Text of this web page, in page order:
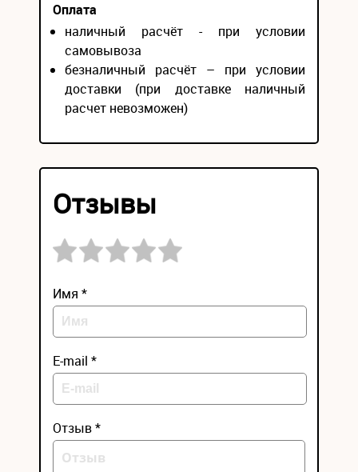
Оплата
наличный расчёт - при условии
самовывоза
безналичный расчёт – при условии
доставки (при доставке наличный
расчет невозможен)
Отзывы
Имя *
E-mail *
Отзыв *